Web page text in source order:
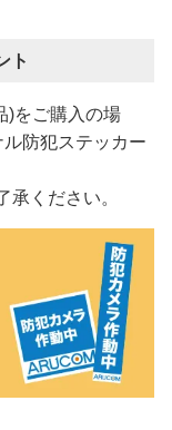
ト
)をご購入の場
防犯ステッカー
ください。